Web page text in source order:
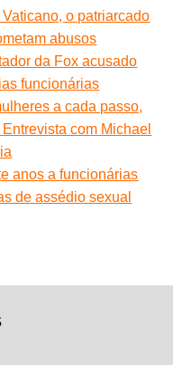
o patriarcado
abusos
da Fox acusado
funcionárias
a cada passo,
com Michael
anos a funcionárias
de assédio sexual